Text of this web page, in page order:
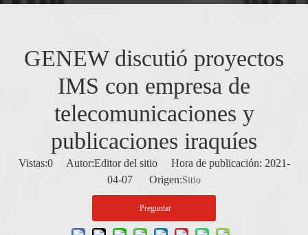
GENEW discutió proyectos
IMS con empresa de
telecomunicaciones y
publicaciones iraquíes
Vistas:0Autor:Editor del sitio Hora de publicación: 2021-
04-07 Origen:Sitio
Preguntar